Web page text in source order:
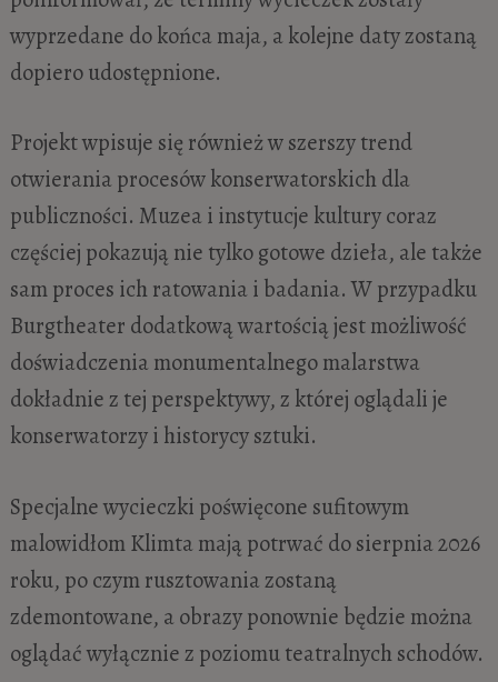
wyprzedane do końca maja, a kolejne daty zostaną
dopiero udostępnione.
Projekt wpisuje się również w szerszy trend
otwierania procesów konserwatorskich dla
publiczności. Muzea i instytucje kultury coraz
częściej pokazują nie tylko gotowe dzieła, ale także
sam proces ich ratowania i badania. W przypadku
Burgtheater dodatkową wartością jest możliwość
doświadczenia monumentalnego malarstwa
dokładnie z tej perspektywy, z której oglądali je
konserwatorzy i historycy sztuki.
Specjalne wycieczki poświęcone sufitowym
malowidłom Klimta mają potrwać do sierpnia 2026
roku, po czym rusztowania zostaną
zdemontowane, a obrazy ponownie będzie można
oglądać wyłącznie z poziomu teatralnych schodów.